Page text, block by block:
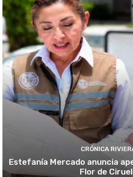
CRÓNICA
Estefanía Mercado anuncia
Flor de